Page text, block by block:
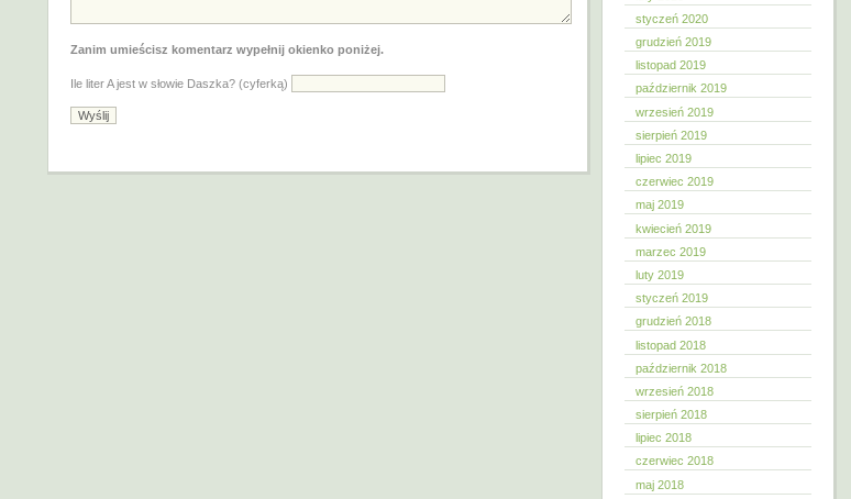
Zanim umieścisz komentarz wypełnij okienko poniżej.
Ile liter A jest w słowie Daszka? (cyferką)
styczeń 2020
grudzień 2019
listopad 2019
październik 2019
wrzesień 2019
sierpień 2019
lipiec 2019
czerwiec 2019
maj 2019
kwiecień 2019
marzec 2019
luty 2019
styczeń 2019
grudzień 2018
listopad 2018
październik 2018
wrzesień 2018
sierpień 2018
lipiec 2018
czerwiec 2018
maj 2018